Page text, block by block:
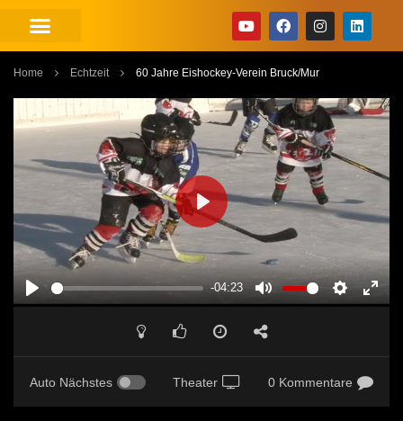
Home Echtzeit 60 Jahre Eishockey-Verein Bruck/Mur
PLAY
-04:23
MUTE SETTINGS
PLAY
Auto Nächstes Theater 0 Kommentare